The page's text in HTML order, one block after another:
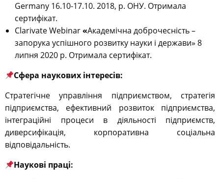
Germany 16.10-17.10. 2018, р. ОНУ. Отримала
сертифікат.
Clarivate Webinar«Академічна доброчесність –
запорука успішного розвитку науки і держави» 8
липня 2020 р. Отримала сертифікат.
Сфера наукових інтересів:
Стратегічне управління підприємством, стратегія
підприємства, ефективний розвиток підприємства,
інтеграційні процеси в діяльності підприємств,
диверсифікація, корпоративна соціальна
відповідальність.
Наукові праці: